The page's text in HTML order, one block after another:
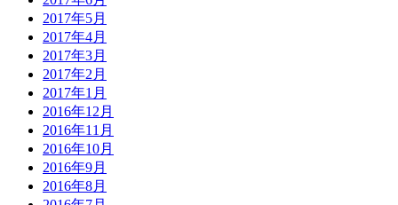
2017年5月
2017年4月
2017年3月
2017年2月
2017年1月
2016年12月
2016年11月
2016年10月
2016年9月
2016年8月